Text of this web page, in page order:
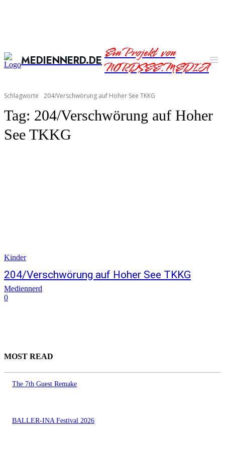
MEDIENNERD.DEEin Projekt von
NORDSEE.MEDIA
Schlagworte 204/Verschwörung auf Hoher See TKKG
Tag: 204/Verschwörung auf Hoher
See TKKG
Kinder
204/Verschwörung auf Hoher See TKKG
Mediennerd
0
MOST READ
The 7th Guest Remake
BALLER-INA Festival 2026